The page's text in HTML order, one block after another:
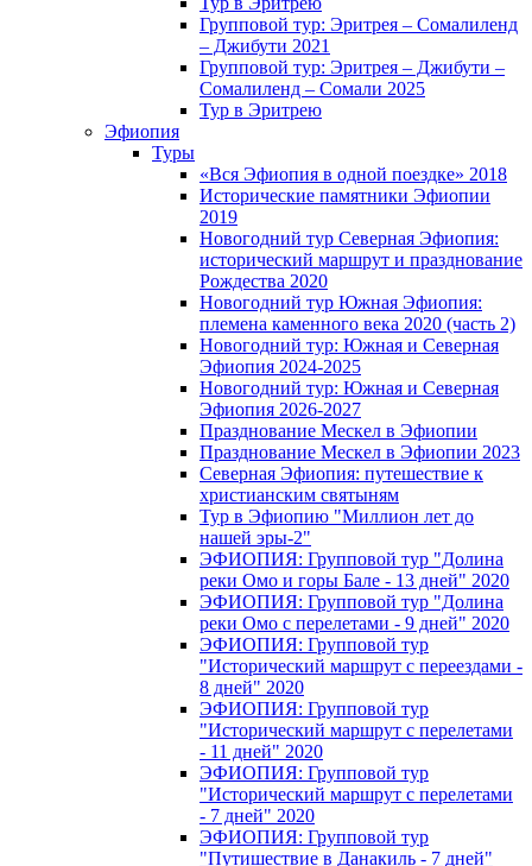
Групповой тур: Эритрея – Cомалиленд
– Джибути 2021
Групповой тур: Эритрея – Джибути –
Сомалиленд – Сомали 2025
Тур в Эритрею
Эфиопия
Туры
«Вся Эфиопия в одной поездке» 2018
Исторические памятники Эфиопии
2019
Новогодний тур Северная Эфиопия:
исторический маршрут и празднование
Рождества 2020
Новогодний тур Южная Эфиопия:
племена каменного века 2020 (часть 2)
Новогодний тур: Южная и Северная
Эфиопия 2024-2025
Новогодний тур: Южная и Северная
Эфиопия 2026-2027
Празднование Мескел в Эфиопии
Празднование Мескел в Эфиопии 2023
Северная Эфиопия: путешествие к
христианским святыням
Тур в Эфиопию "Миллион лет до
нашей эры-2"
ЭФИОПИЯ: Групповой тур "Долина
реки Омо и горы Бале - 13 дней" 2020
ЭФИОПИЯ: Групповой тур "Долина
реки Омо с перелетами - 9 дней" 2020
ЭФИОПИЯ: Групповой тур
"Исторический маршрут с переездами -
8 дней" 2020
ЭФИОПИЯ: Групповой тур
"Исторический маршрут с перелетами
- 11 дней" 2020
ЭФИОПИЯ: Групповой тур
"Исторический маршрут с перелетами
- 7 дней" 2020
ЭФИОПИЯ: Групповой тур
"Путишествие в Данакиль - 7 дней"